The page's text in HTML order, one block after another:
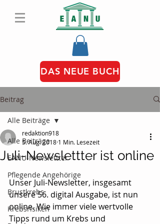
DAS NEUE BUCH
Beitrag
Alle Beiträge
EANU-Newslettter
Pflegende Angehörige
Brustkrebs
Krebsrisiken
Alle Beiträge
Juli-Newslettter ist online
redaktion918
5. Aug. 2018 1 Min. Lesezeit
Unser Juli-Newsletter, insgesamt
unsere 56. digital Ausgabe, ist nun
online. Wie immer viele wertvolle
Tipps rund um Krebs und